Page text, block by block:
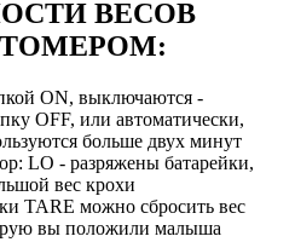
ВЕСОВ
ON, выключаются -
OFF, или автоматически,
больше двух минут
LO - разряжены батарейки,
вес крохи
TARE можно сбросить вес
вы положили малыша